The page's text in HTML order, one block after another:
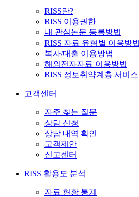
RISS란?
RISS 이용권한
내 관심논문 등록방법
RISS 자료 유형별 이용방법
복사/대출 이용방법
해외전자자료 이용방법
RISS 정보취약계층 서비
고객센터
자주 찾는 질문
상담 신청
상담 내역 확인
고객제안
신고센터
RISS 활용도 분석
자료 현황 통계